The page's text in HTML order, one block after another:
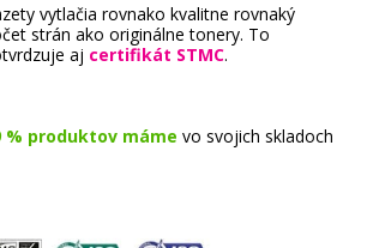
vytlačia rovnako kvalitne rovnaký
strán ako originálne tonery. To
aj certifikát STMC.
% produktov máme vo svojich skladoch